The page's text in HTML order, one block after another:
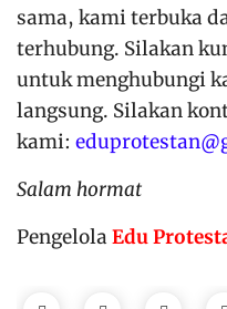
sama, kami terbuka
terhubung. Silakan
untuk menghubungi
langsung. Silakan
kami:
Salam hormat
Pengelola Edu